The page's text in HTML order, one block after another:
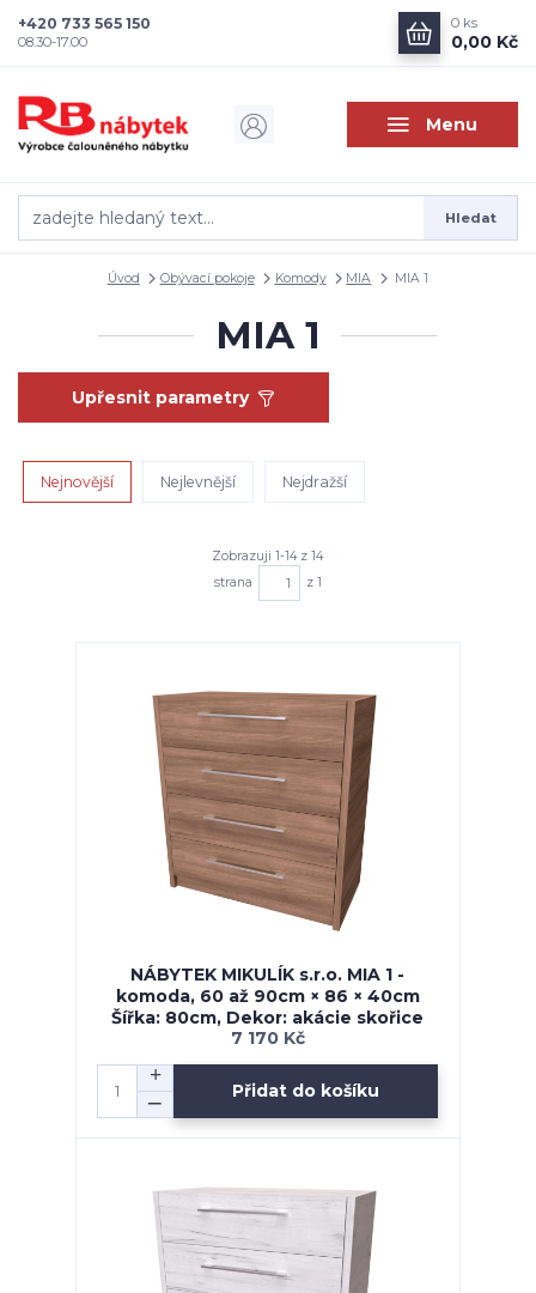
Menu
Hledat
+420 733 565 150
08.30-17.00
0 ks
0,00 Kč
Úvod Obývací pokoje Komody MIA MIA 1
MIA 1
Upřesnit parametry
Nejnovější Nejlevnější Nejdražší
Zobrazuji 1-14 z 14
strana
z 1
NÁBYTEK MIKULÍK s.r.o. MIA 1 -
komoda, 60 až 90cm × 86 × 40cm
Šířka: 80cm, Dekor: akácie skořice
7 170 Kč
Přidat do košíku